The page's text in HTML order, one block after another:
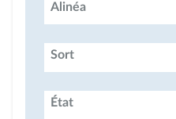
Alinéa
Sort
État